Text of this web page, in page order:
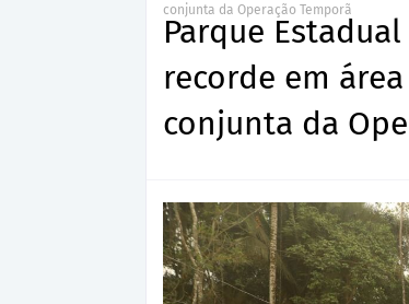
conjunta da Operação Temporã
Parque
recorde em
conjunta da